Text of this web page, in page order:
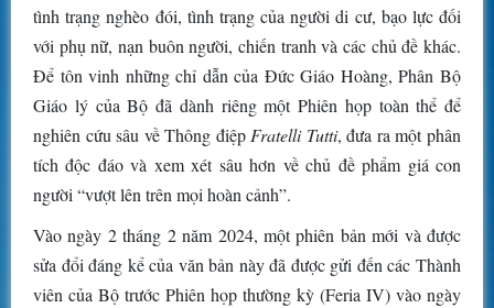
tình trạng nghèo đói, tình trạng của người di cư, bạo lực đối
với phụ nữ, nạn buôn người, chiến tranh và các chủ đề khác.
Để tôn vinh những chỉ dẫn của Đức Giáo Hoàng, Phân Bộ
Giáo lý của Bộ đã dành riêng một Phiên họp toàn thể để
nghiên cứu sâu về Thông điệpFratelli Tutti, đưa ra một phân
tích độc đáo và xem xét sâu hơn về chủ đề phẩm giá con
người “vượt lên trên mọi hoàn cảnh”.
Vào ngày 2 tháng 2 năm 2024, một phiên bản mới và được
sửa đổi đáng kể của văn bản này đã được gửi đến các Thành
viên của Bộ trước Phiên họp thường kỳ (Feria IV) vào ngày